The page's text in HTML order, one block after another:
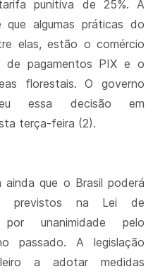
punitiva de 25%. A
algumas práticas do
elas, estão o comércio
de pagamentos PIX e o
florestais. O governo
essa decisão em
terça-feira (2).
que o Brasil poderá
previstos na Lei de
por unanimidade pelo
passado. A legislação
a adotar medidas